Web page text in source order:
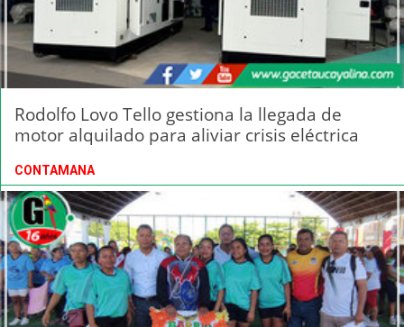
Rodolfo Lovo Tello gestiona la llegada de
motor alquilado para aliviar crisis eléctrica
CONTAMANA